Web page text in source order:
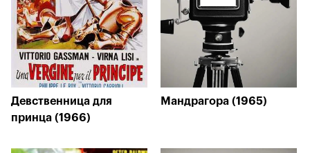
Девственница для
принца (1966)
Мандрагора (1965)